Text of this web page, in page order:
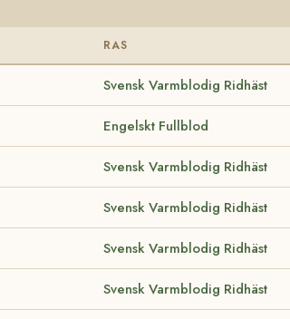
RAS
Svensk Varmblodig Ridhäst
Engelskt Fullblod
Svensk Varmblodig Ridhäst
Svensk Varmblodig Ridhäst
Svensk Varmblodig Ridhäst
Svensk Varmblodig Ridhäst